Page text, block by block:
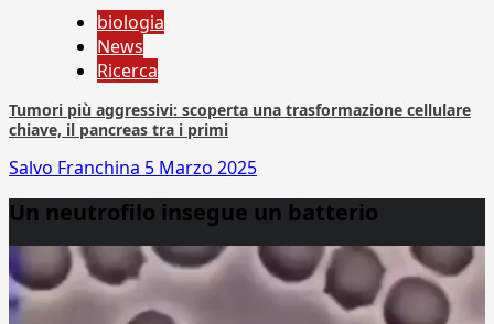
biologia
News
Ricerca
Tumori più aggressivi: scoperta una trasformazione cellulare
chiave, il pancreas tra i primi
Salvo Franchina 5 Marzo 2025
Un neutrofilo insegue un batterio
Player